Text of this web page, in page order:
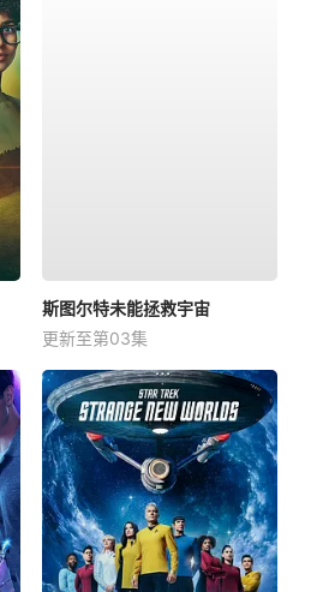
斯图尔特未能拯救宇宙
更新至第03集